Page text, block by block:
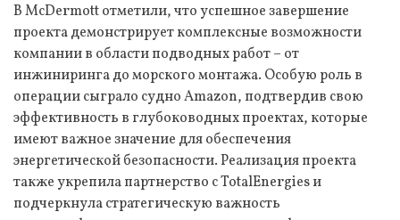
В McDermott отметили, что успешное завершение
проекта демонстрирует комплексные возможности
компании в области подводных работ – от
инжиниринга до морского монтажа. Особую роль в
операции сыграло судно Amazon, подтвердив свою
эффективность в глубоководных проектах, которые
имеют важное значение для обеспечения
энергетической безопасности. Реализация проекта
также укрепила партнерство с TotalEnergies и
подчеркнула стратегическую важность